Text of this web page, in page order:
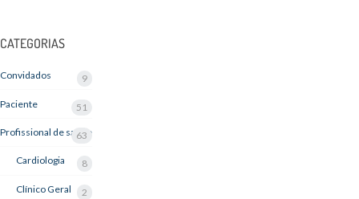
CATEGORIAS
Convidados 9
Paciente 51
Profissional de saúde
63
Cardiologia 8
Clínico Geral 2